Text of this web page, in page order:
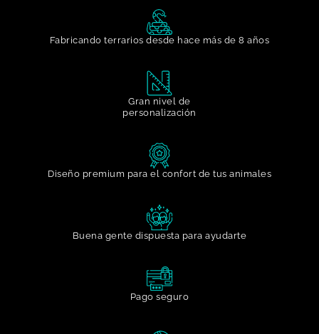
Fabricando terrarios desde hace más de 8 años
Gran nivel de
personalización​
Diseño premium para el confort de tus animales
Buena gente dispuesta para ayudarte​
Pago seguro